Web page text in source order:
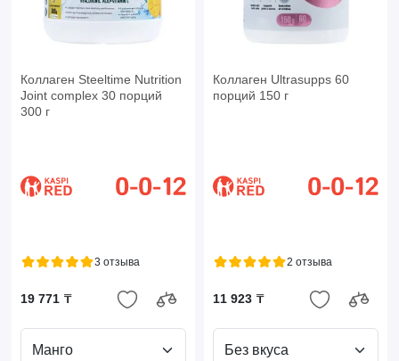
Коллаген Steeltime Nutrition
Joint complex 30 порций
300 г
3 отзыва
19 771 ₸
Манго
Коллаген Ultrasupps 60
порций 150 г
2 отзыва
11 923 ₸
Без вкуса